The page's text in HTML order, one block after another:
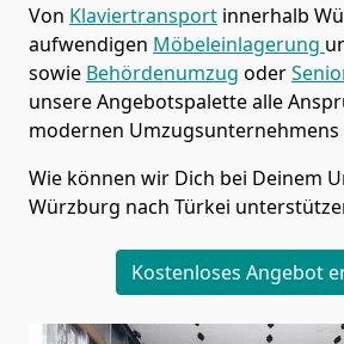
Von Klaviertransport innerhalb
aufwendigen Möbeleinlagerung
sowie Behördenumzug oder
unsere Angebotspalette alle
modernen Umzugsunternehmens
Wie können wir Dich bei Deinem
Würzburg nach Türkei
Kostenloses Angebot